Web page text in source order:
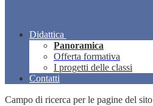
Didattica
Panoramica
Offerta formativa
I progetti delle classi
Contatti
Campo di ricerca per le pagine del sito